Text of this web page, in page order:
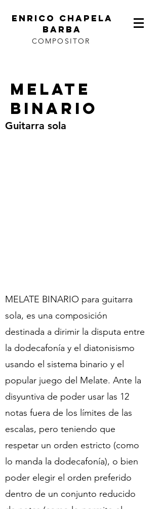
ENRICO CHAPELA
BARBA
COMPOSITOR
MELATE
BINARIO
Guitarra sola
MELATE BINARIO para guitarra
sola, es una composición
destinada a dirimir la disputa entre
la dodecafonía y el diatonisismo
usando el sistema binario y el
popular juego del Melate. Ante la
disyuntiva de poder usar las 12
notas fuera de los límites de las
escalas, pero teniendo que
respetar un orden estricto (como
lo manda la dodecafonía), o bien
poder elegir el orden preferido
dentro de un conjunto reducido